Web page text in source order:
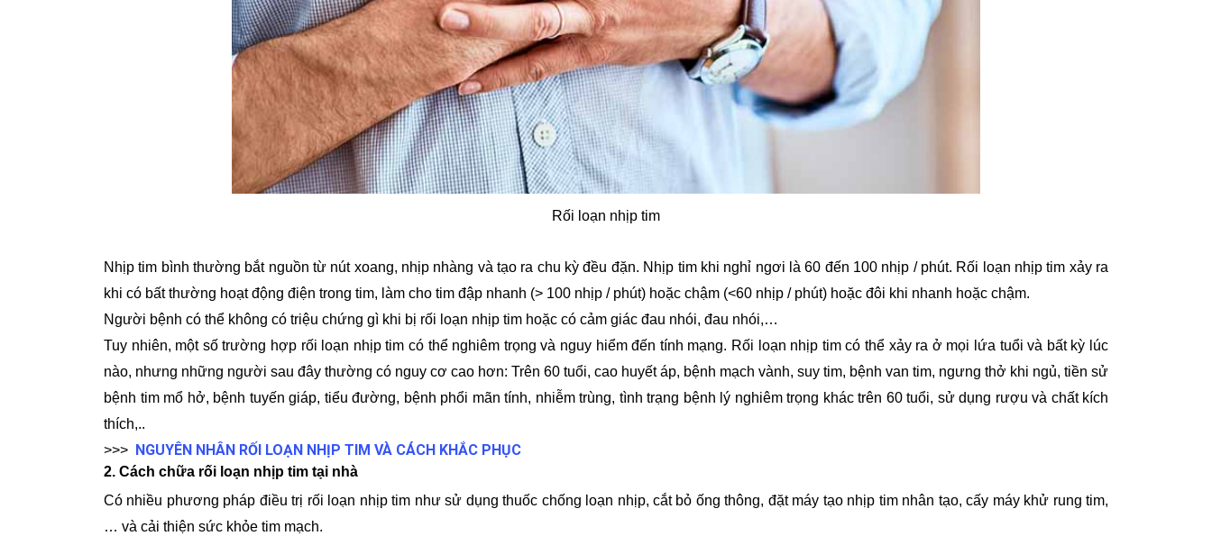
Rối loạn nhịp tim
Nhịp tim bình thường bắt nguồn từ nút xoang, nhịp nhàng và tạo ra chu kỳ đều đặn. Nhịp tim khi nghỉ ngơi là 60 đến 100 nhịp / phút. Rối loạn nhịp tim xảy ra
khi có bất thường hoạt động điện trong tim, làm cho tim đập nhanh (> 100 nhịp / phút) hoặc chậm (<60 nhịp / phút) hoặc đôi khi nhanh hoặc chậm.
Người bệnh có thể không có triệu chứng gì khi bị rối loạn nhịp tim hoặc có cảm giác đau nhói, đau nhói,…
Tuy nhiên, một số trường hợp rối loạn nhịp tim có thể nghiêm trọng và nguy hiểm đến tính mạng. Rối loạn nhịp tim có thể xảy ra ở mọi lứa tuổi và bất kỳ lúc
nào, nhưng những người sau đây thường có nguy cơ cao hơn: Trên 60 tuổi, cao huyết áp, bệnh mạch vành, suy tim, bệnh van tim, ngưng thở khi ngủ, tiền sử
bệnh tim mổ hở, bệnh tuyến giáp, tiểu đường, bệnh phổi mãn tính, nhiễm trùng, tình trạng bệnh lý nghiêm trọng khác trên 60 tuổi, sử dụng rượu và chất kích
thích,..
>>>
NGUYÊN NHÂN RỐI LOẠN NHỊP TIM VÀ CÁCH KHẮC PHỤC
2. Cách chữa rối loạn nhịp tim tại nhà
Có nhiều phương pháp điều trị rối loạn nhịp tim như sử dụng thuốc chống loạn nhịp, cắt bỏ ống thông, đặt máy tạo nhịp tim nhân tạo, cấy máy khử rung tim,
… và cải thiện sức khỏe tim mạch.